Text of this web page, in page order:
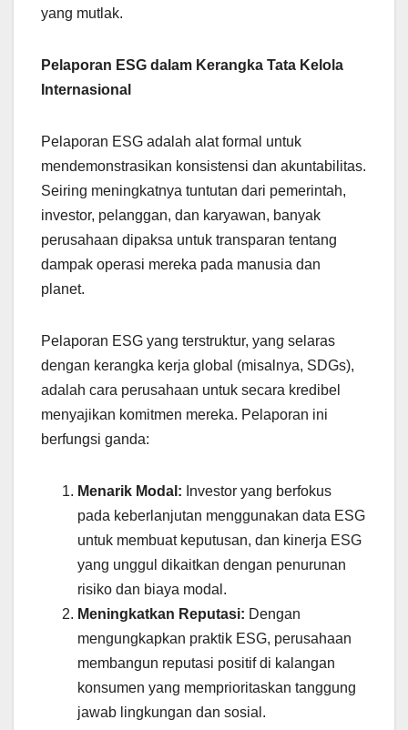
yang mutlak.
Pelaporan ESG dalam Kerangka Tata Kelola
Internasional
Pelaporan ESG adalah alat formal untuk
mendemonstrasikan konsistensi dan akuntabilitas.
Seiring meningkatnya tuntutan dari pemerintah,
investor, pelanggan, dan karyawan, banyak
perusahaan dipaksa untuk transparan tentang
dampak operasi mereka pada manusia dan
planet.
Pelaporan ESG yang terstruktur, yang selaras
dengan kerangka kerja global (misalnya, SDGs),
adalah cara perusahaan untuk secara kredibel
menyajikan komitmen mereka. Pelaporan ini
berfungsi ganda:
Menarik Modal: Investor yang berfokus
pada keberlanjutan menggunakan data ESG
untuk membuat keputusan, dan kinerja ESG
yang unggul dikaitkan dengan penurunan
risiko dan biaya modal.
Meningkatkan Reputasi: Dengan
mengungkapkan praktik ESG, perusahaan
membangun reputasi positif di kalangan
konsumen yang memprioritaskan tanggung
jawab lingkungan dan sosial.